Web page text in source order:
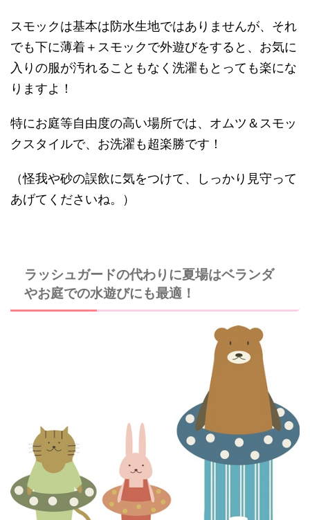
スモックは基本は防水生地ではありませんが、それ
でも下に薄着＋スモックで外遊びをすると、お気に
入りの服が汚れることもなく洗濯もとっても楽にな
りますよ！
特にお庭等自由度の高い場所では、オムツ＆スモッ
クスタイルで、お洗濯も超楽勝です！
（怪我や砂の誤飲に気をつけて、しっかり見守って
あげてくださいね。）
ラッシュガードの代わりに夏場はベランダ
やお庭での水遊びにも最適！